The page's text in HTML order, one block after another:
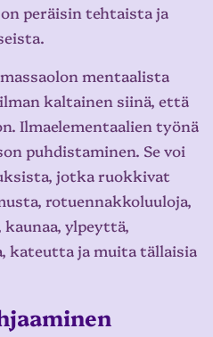
peräisin tehtaista ja
mentaalista
kaltainen siinä, että
Ilmaelementaalien työnä
puhdistaminen. Se voi
jotka ruokkivat
rotuennakkoluuloja,
ylpeyttä,
kateutta ja muita tällaisia